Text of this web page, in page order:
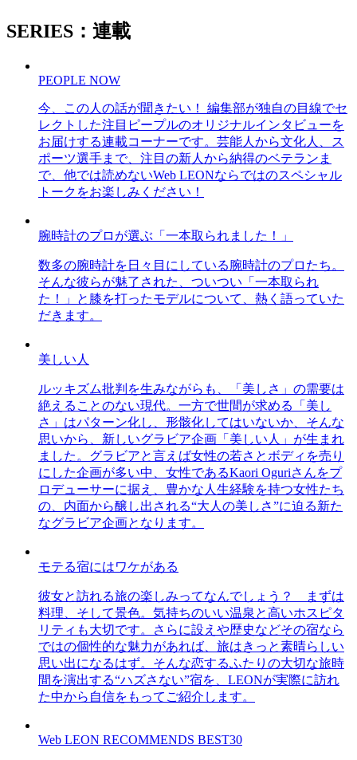
SERIES：連載
PEOPLE NOW
今、この人の話が聞きたい！ 編集部が独自の目線でセ
レクトした注目ピープルのオリジナルインタビューを
お届けする連載コーナーです。芸能人から文化人、ス
ポーツ選手まで、注目の新人から納得のベテランま
で、他では読めないWeb LEONならではのスペシャル
トークをお楽しみください！
腕時計のプロが選ぶ「一本取られました！」
数多の腕時計を日々目にしている腕時計のプロたち。
そんな彼らが魅了された、ついつい「一本取られ
た！」と膝を打ったモデルについて、熱く語っていた
だきます。
美しい人
ルッキズム批判を生みながらも、「美しさ」の需要は
絶えることのない現代。一方で世間が求める「美し
さ」はパターン化し、形骸化してはいないか、そんな
思いから、新しいグラビア企画「美しい人」が生まれ
ました。グラビアと言えば女性の若さとボディを売り
にした企画が多い中、女性であるKaori Oguriさんをプ
ロデューサーに据え、豊かな人生経験を持つ女性たち
の、内面から醸し出される“大人の美しさ”に迫る新た
なグラビア企画となります。
モテる宿にはワケがある
彼女と訪れる旅の楽しみってなんでしょう？ まずは
料理、そして景色。気持ちのいい温泉と高いホスピタ
リティも大切です。さらに設えや歴史などその宿なら
ではの個性的な魅力があれば、旅はきっと素晴らしい
思い出になるはず。そんな恋するふたりの大切な旅時
間を演出する“ハズさない”宿を、LEONが実際に訪れ
た中から自信をもってご紹介します。
Web LEON RECOMMENDS BEST30